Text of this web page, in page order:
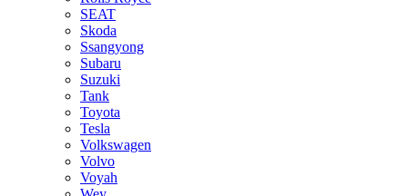
SEAT
Skoda
Ssangyong
Subaru
Suzuki
Tank
Toyota
Tesla
Volkswagen
Volvo
Voyah